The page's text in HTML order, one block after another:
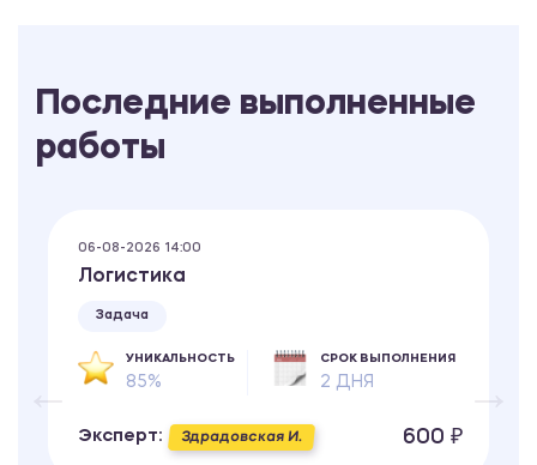
Последние выполненные
работы
06-08-2026 14:00
Логистика
Задача
УНИКАЛЬНОСТЬ
85%
СРОК ВЫПОЛНЕНИЯ
2 ДНЯ
Эксперт: Здрадовская И. 600 ₽